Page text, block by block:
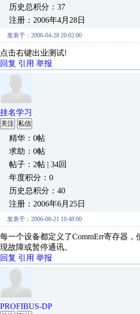
历史总积分：37
注册：2006年4月28日
发表于：2006-04-28 20:02:00
点击右键出业测试!
回复 引用 举报
挂名学习
关注 私信
精华：0帖
求助：0帖
帖子：2帖 | 34回
年度积分：0
历史总积分：40
注册：2006年6月25日
发表于：2006-08-21 10:48:00
每一个设备都定义了CommErr寄存器
现故障或暂停通讯。
回复 引用 举报
PROFIBUS-DP